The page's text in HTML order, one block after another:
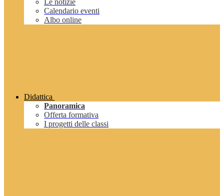
Le notizie
Calendario eventi
Albo online
Didattica
Panoramica
Offerta formativa
I progetti delle classi